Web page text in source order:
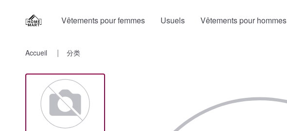
Vêtements pour femmes Usuels Vêtements pour hommes
Accueil 分类